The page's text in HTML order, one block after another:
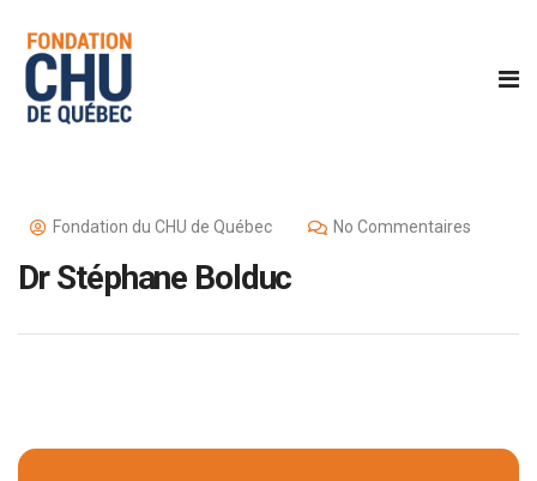
Fondation du CHU de Québec No Commentaires
Dr Stéphane Bolduc